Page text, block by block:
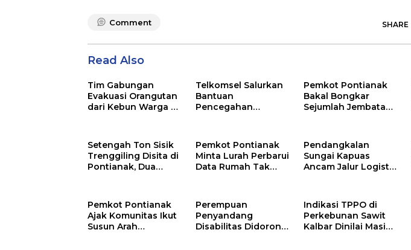
Comment SHARE
Read Also
Tim Gabungan
Evakuasi Orangutan
dari Kebun Warga di
Telkomsel Salurkan
Bantuan
Pencegahan
Pemkot Pontianak
Bakal Bongkar
Sejumlah Jembatan
Setengah Ton Sisik
Trenggiling Disita di
Pontianak, Dua
Pemkot Pontianak
Minta Lurah Perbarui
Data Rumah Tak
Pendangkalan
Sungai Kapuas
Ancam Jalur Logistik
Pemkot Pontianak
Ajak Komunitas Ikut
Susun Arah
Perempuan
Penyandang
Disabilitas Didorong
Indikasi TPPO di
Perkebunan Sawit
Kalbar Dinilai Masih